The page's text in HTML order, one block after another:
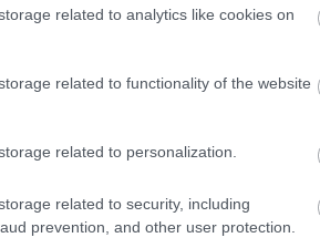
related to analytics like cookies on
related to functionality of the website
related to personalization.
related to security, including
prevention, and other user protection.
Bodega El Grillo y
a blog hasábjain (a pincéről
a 12 Lunas névre keresztelt
rosé-ból és egy vörös
amely színtisztán garnacha-
ellentétben ezt nem érlelésre
azt sugallja, hogy ezt a bort
(